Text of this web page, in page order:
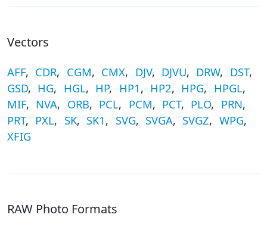
Vectors
AFF, CDR, CGM, CMX, DJV, DJVU, DRW, DST,
GSD, HG, HGL, HP, HP1 , HP2, HPG, HPGL,
MIF, NVA, ORB, PCL, PCM, PCT, PLO, PRN,
PRT, PXL, SK, SK1 , SVG, SVGA, SVGZ, WPG,
XFIG
RAW Photo Formats